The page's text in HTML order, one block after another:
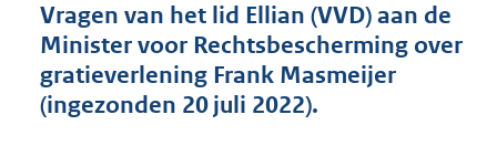
d
s
g
r
Vragen van het lid Ellian (VVD) aan de
Minister voor Rechtsbescherming over
gratieverlening Frank Masmeijer
(ingezonden 20 juli 2022).